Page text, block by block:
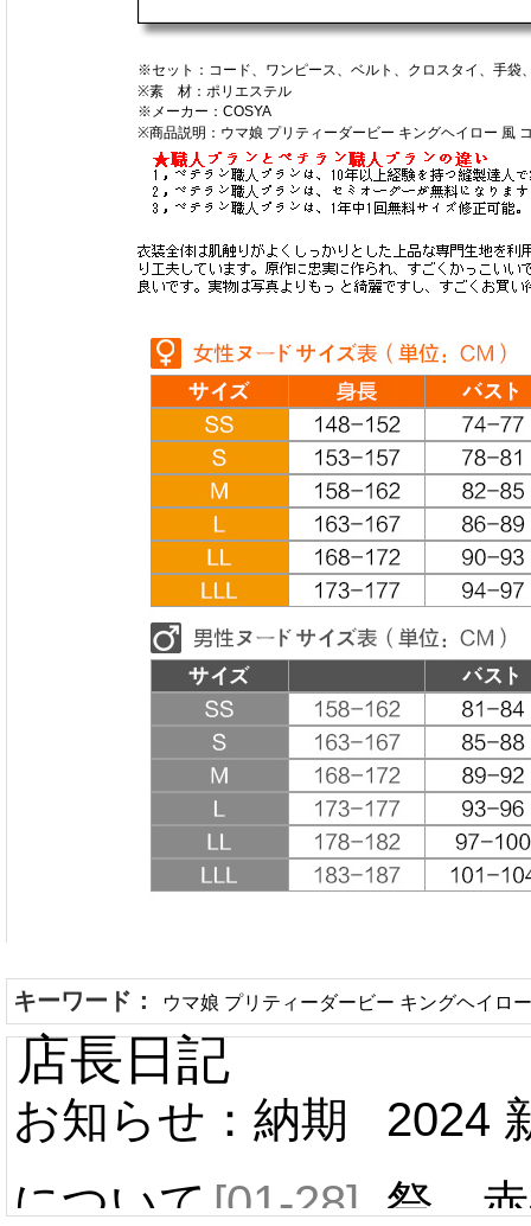
※セット：コード、ワンピース、ベルト、クロスタイ、手袋
※素 材：ポリエステル
※メーカー：COSYA
※商品説明：ウマ娘 プリティーダービー キングヘイロー 風
キーワード： ウマ娘 プリティーダービー キングヘイロ
店長日記
お知らせ：納期
について[01-28]
2024
祭 赤